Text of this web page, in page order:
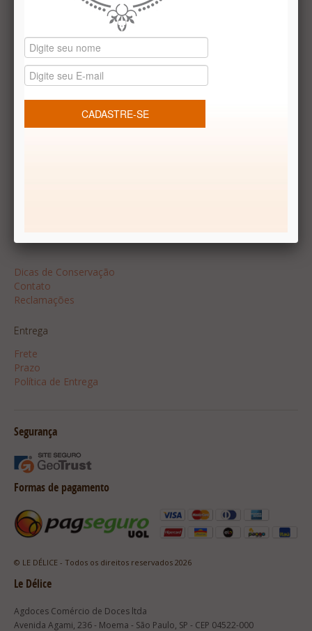
Vale presentes
Produtos temáticos
REDES SOCIAIS
Dicas de Conservação
Contato
Reclamações
Entrega
Frete
Prazo
Política de Entrega
Segurança
Formas de pagamento
© LE DÉLICE - Todos os direitos reservados 2026
Le Délice
Agdoces Comércio de Doces ltda
Avenida Agami, 236 - Moema - São Paulo, SP - CEP 04522-000